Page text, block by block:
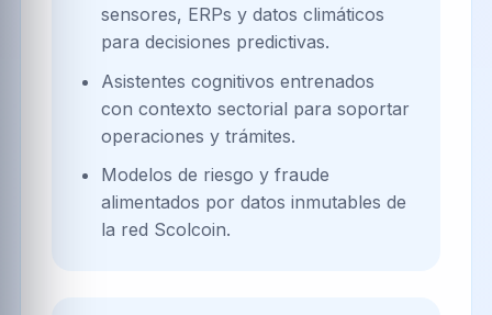
sensores, ERPs y datos climáticos
para decisiones predictivas.
Asistentes cognitivos entrenados
con contexto sectorial para soportar
operaciones y trámites.
Modelos de riesgo y fraude
alimentados por datos inmutables de
la red Scolcoin.